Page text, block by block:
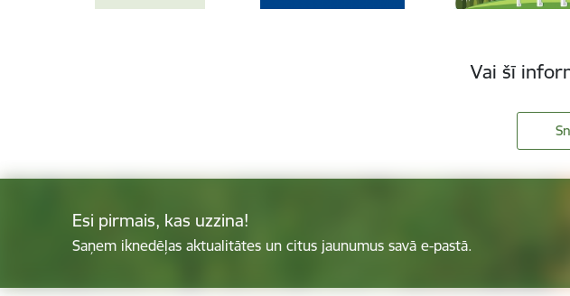
Vai šī
Esi pirmais, kas uzzina!
Saņem iknedēļas aktualitātes un citus jaunumus savā e-pastā.